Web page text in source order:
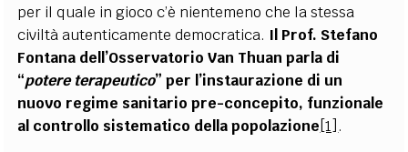
per il quale in gioco c’è nientemeno che la stessa
civiltà autenticamente democratica. Il Prof. Stefano
Fontana dell’Osservatorio Van Thuan parla di
“potere terapeutico” per l’instaurazione di un
nuovo regime sanitario pre-concepito, funzionale
al controllo sistematico della popolazione[1] .